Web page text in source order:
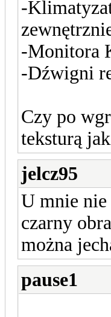
-
-Monitora
-Dźwigni
Czy po
teksturą
jelcz95
U mnie
czarny
można
pause1